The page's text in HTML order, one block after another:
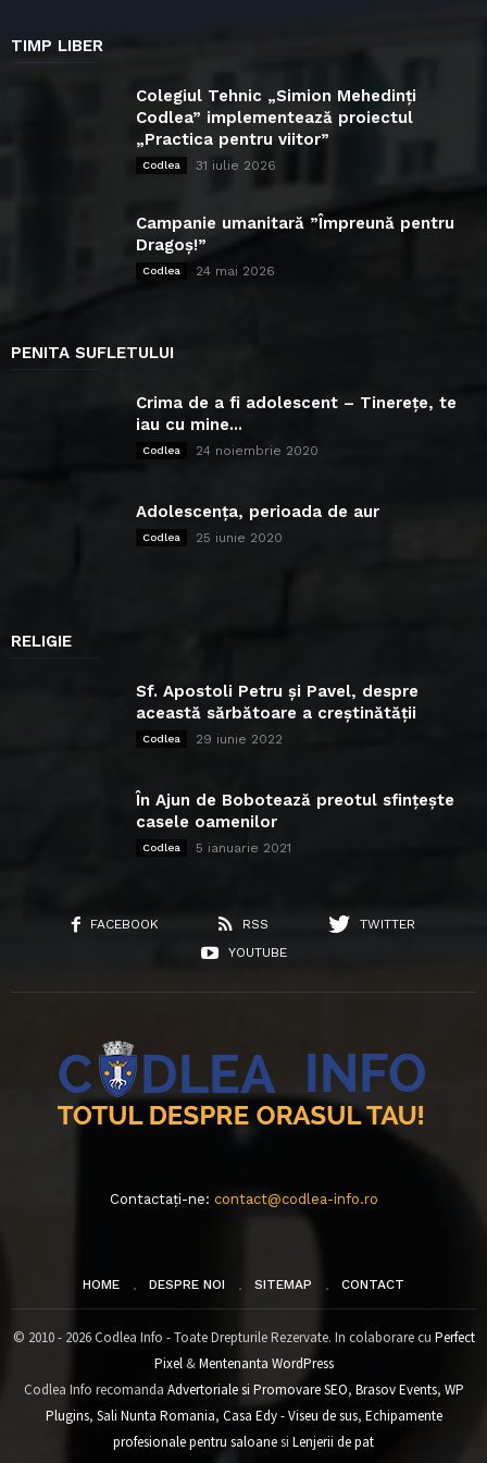
TIMP LIBER
Colegiul Tehnic „Simion Mehedinți
Codlea” implementează proiectul
„Practica pentru viitor”
Codlea 31 iulie 2026
Campanie umanitară ”Împreună pentru
Dragoș!”
Codlea 24 mai 2026
PENITA SUFLETULUI
Crima de a fi adolescent – Tinerețe, te
iau cu mine...
Codlea 24 noiembrie 2020
Adolescența, perioada de aur
Codlea 25 iunie 2020
RELIGIE
Sf. Apostoli Petru și Pavel, despre
această sărbătoare a creștinătății
Codlea 29 iunie 2022
În Ajun de Bobotează preotul sfințește
casele oamenilor
Codlea 5 ianuarie 2021
FACEBOOK RSS
TWITTER
YOUTUBE
Contactați-ne: contact@codlea-info.ro
HOME DESPRE NOI SITEMAP CONTACT
© 2010 - 2026 Codlea Info - Toate Drepturile Rezervate. In colaborare cu Perfect
Pixel&Mentenanta WordPress
Codlea Info recomanda Advertoriale si Promovare SEO, Brasov Events, WP
Plugins, Sali Nunta Romania, Casa Edy - Viseu de sus, Echipamente
profesionale pentru saloanesi Lenjerii de pat